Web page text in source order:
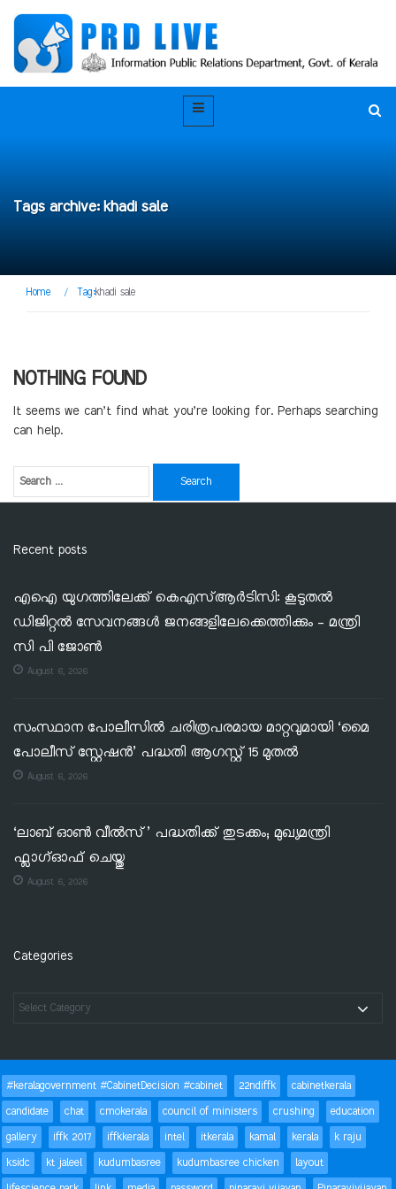
Tags archive: khadi sale
Home / Tag:khadi sale
NOTHING FOUND
It seems we can’t find what you’re looking for. Perhaps searching
can help.
Recent posts
എഐ യുഗത്തിലേക്ക് കെഎസ്ആർടിസി: കൂടുതൽ
ഡിജിറ്റൽ സേവനങ്ങൾ ജനങ്ങളിലേക്കെത്തിക്കും – മന്ത്രി
സി പി ജോൺ
August 6, 2026
സംസ്ഥാന പോലീസിൽ ചരിത്രപരമായ മാറ്റവുമായി ‘മൈ
പോലീസ് സ്റ്റേഷൻ’ പദ്ധതി ആഗസ്റ്റ് 15 മുതൽ
August 6, 2026
‘ലാബ് ഓൺ വീൽസ്’ പദ്ധതിക്ക് തുടക്കം; മുഖ്യമന്ത്രി
ഫ്ലാഗ്ഓഫ് ചെയ്തു
August 6, 2026
Categories
#keralagovernment #CabinetDecision #cabinet 22ndiffk
cabinetkerala
candidate
chat cmokerala council of ministers crushing
education
gallery
iffk 2017 iffkkerala intel itkerala kamal kerala
k raju
ksidc
kt jaleel kudumbasree kudumbasree chicken
layout